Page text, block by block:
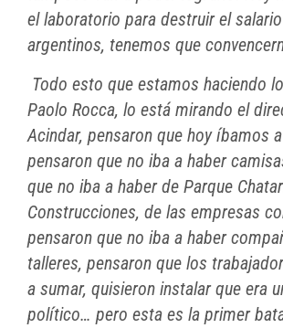
el laboratorio para destruir el
argentinos, tenemos que
Todo esto que estamos haciendo
Paolo Rocca, lo está mirando el
Acindar, pensaron que hoy íbamos
pensaron que no iba a haber
que no iba a haber de Parque
Construcciones, de las empresas
pensaron que no iba a haber
talleres, pensaron que los
a sumar, quisieron instalar que era
político… pero esta es la primer